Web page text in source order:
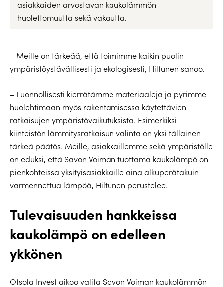
asiakkaiden arvostavan kaukolämmön
huolettomuutta sekä vakautta.
– Meille on tärkeää, että toimimme kaikin puolin
ympäristöystävällisesti ja ekologisesti, Hiltunen sanoo.
– Luonnollisesti kierrätämme materiaaleja ja pyrimme
huolehtimaan myös rakentamisessa käytettävien
ratkaisujen ympäristövaikutuksista. Esimerkiksi
kiinteistön lämmitysratkaisun valinta on yksi tällainen
tärkeä päätös. Meille, asiakkaillemme sekä ympäristölle
on eduksi, että Savon Voiman tuottama kaukolämpö on
pienkohteissa yksityisasiakkaille aina alkuperätakuin
varmennettua lämpöä, Hiltunen perustelee.
Tulevaisuuden hankkeissa
kaukolämpö on edelleen
ykkönen
Otsola Invest aikoo valita Savon Voiman kaukolämmön